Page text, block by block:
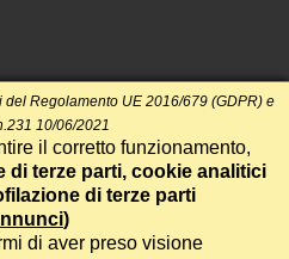
del Regolamento UE 2016/679 (GDPR) e
10/06/2021
il corretto funzionamento,
di terze parti, cookie analitici
di terze parti
)
di aver preso visione